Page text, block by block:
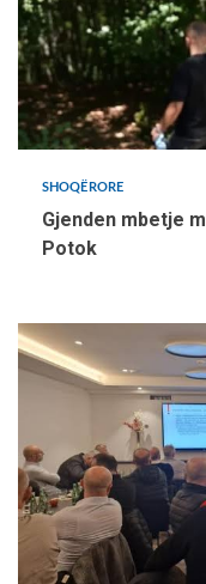
SHOQËRORE
Gjenden mbetje
Potok